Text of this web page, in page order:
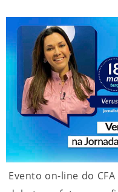
Evento on-line do